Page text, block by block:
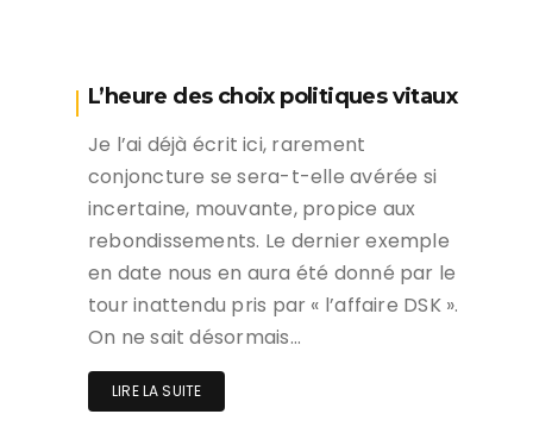
L’heure des choix politiques vitaux
Je l’ai déjà écrit ici, rarement
conjoncture se sera-t-elle avérée si
incertaine, mouvante, propice aux
rebondissements. Le dernier exemple
en date nous en aura été donné par le
tour inattendu pris par « l’affaire DSK ».
On ne sait désormais…
LIRE LA SUITE